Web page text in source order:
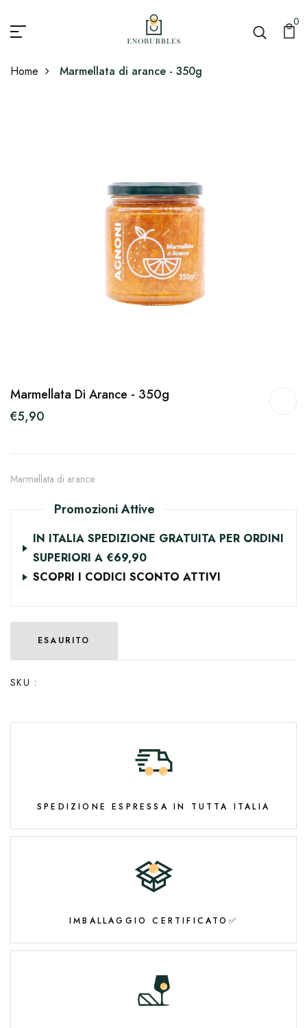
0
Home Marmellata di arance - 350g
Marmellata Di Arance - 350g
€5,90
Marmellata di arance
Promozioni Attive
IN ITALIA SPEDIZIONE GRATUITA PER ORDINI
SUPERIORI A €69,90
SCOPRI I CODICI SCONTO ATTIVI
ESAURITO
SKU :
SPEDIZIONE ESPRESSA IN TUTTA ITALIA
IMBALLAGGIO CERTIFICATO✅